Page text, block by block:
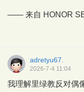
—— 来自 HONOR
adretyu67.
2026-7-4 11:04
我理解里绿教反对偶